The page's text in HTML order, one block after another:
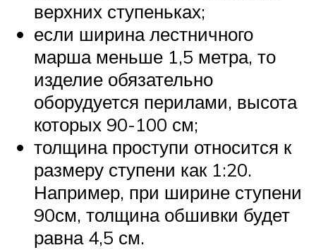
верхних ступеньках;
если ширина лестничного
марша меньше 1,5 метра, то
изделие обязательно
оборудуется перилами, высота
которых 90-100 см;
толщина проступи относится к
размеру ступени как 1:20.
Например, при ширине ступени
90см, толщина обшивки будет
равна 4,5 см.